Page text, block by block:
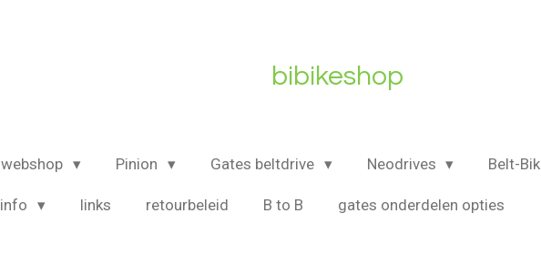
bibikeshop
webshop Pinion Gates beltdrive Neodrives Belt-
info links retourbeleid B to B gates onderdelen opties